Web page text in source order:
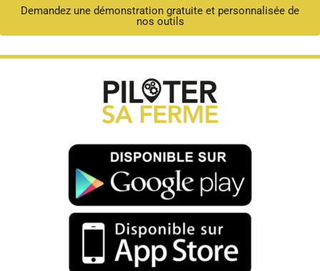
Demandez une démonstration gratuite et personnalisée de
nos outils